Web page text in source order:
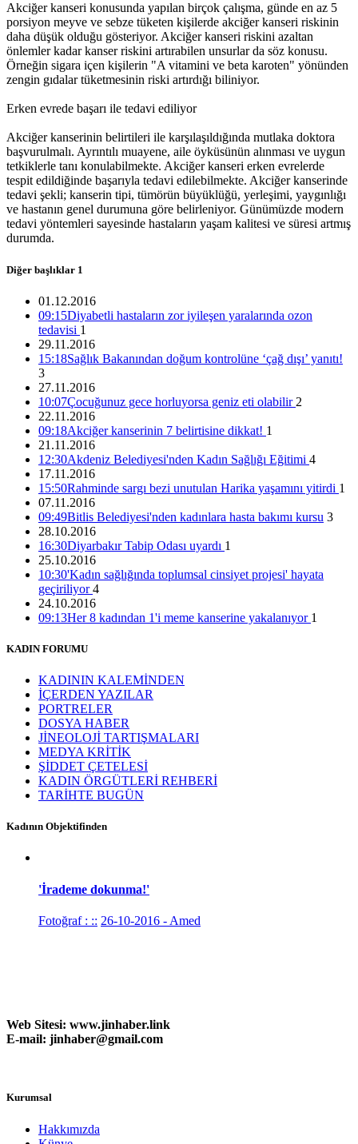
Kasım’da 28 kadın katledildi 100 çocuk istismara maruz
bırakıldı
15:01 05/12/2016
Akciğer kanseri konusunda yapılan birçok çalışma, günde en az 5
porsiyon meyve ve sebze tüketen kişilerde akciğer kanseri riskinin
daha düşük olduğu gösteriyor. Akciğer kanseri riskini azaltan
önlemler kadar kanser riskini artırabilen unsurlar da söz konusu.
Örneğin sigara içen kişilerin "A vitamini ve beta karoten" yönünden
zengin gıdalar tüketmesinin riski artırdığı biliniyor.
Erken evrede başarı ile tedavi ediliyor
Akciğer kanserinin belirtileri ile karşılaşıldığında mutlaka doktora
başvurulmalı. Ayrıntılı muayene, aile öyküsünün alınması ve uygun
tetkiklerle tanı konulabilmekte. Akciğer kanseri erken evrelerde
tespit edildiğinde başarıyla tedavi edilebilmekte. Akciğer kanserinde
tedavi şekli; kanserin tipi, tümörün büyüklüğü, yerleşimi, yaygınlığı
ve hastanın genel durumuna göre belirleniyor. Günümüzde modern
tedavi yöntemleri sayesinde hastaların yaşam kalitesi ve süresi artmış
durumda.
Diğer başlıklar 1
01.12.2016
09:15Diyabetli hastaların zor iyileşen yaralarında ozon
tedavisi 1
29.11.2016
15:18Sağlık Bakanından doğum kontrolüne ‘çağ dışı’ yanıtı!
3
27.11.2016
10:07Çocuğunuz gece horluyorsa geniz eti olabilir 2
22.11.2016
09:18Akciğer kanserinin 7 belirtisine dikkat! 1
21.11.2016
12:30Akdeniz Belediyesi'nden Kadın Sağlığı Eğitimi 4
17.11.2016
15:50Rahminde sargı bezi unutulan Harika yaşamını yitirdi 1
07.11.2016
09:49Bitlis Belediyesi'nden kadınlara hasta bakımı kursu 3
28.10.2016
16:30Diyarbakır Tabip Odası uyardı 1
25.10.2016
10:30'Kadın sağlığında toplumsal cinsiyet projesi' hayata
geçiriliyor4
24.10.2016
09:13Her 8 kadından 1'i meme kanserine yakalanıyor 1
KADIN FORUMU
KADININ KALEMİNDEN
İÇERDEN YAZILAR
PORTRELER
DOSYA HABER
JİNEOLOJİ TARTIŞMALARI
MEDYA KRİTİK
ŞİDDET ÇETELESİ
KADIN ÖRGÜTLERİ REHBERİ
TARİHTE BUGÜN
Kadının Objektifinden
'İrademe dokunma!'
Fotoğraf : :: 26-10-2016 - Amed
Web Sitesi: www.jinhaber.link
E-mail: jinhaber@gmail.com
Kurumsal
Hakkımızda